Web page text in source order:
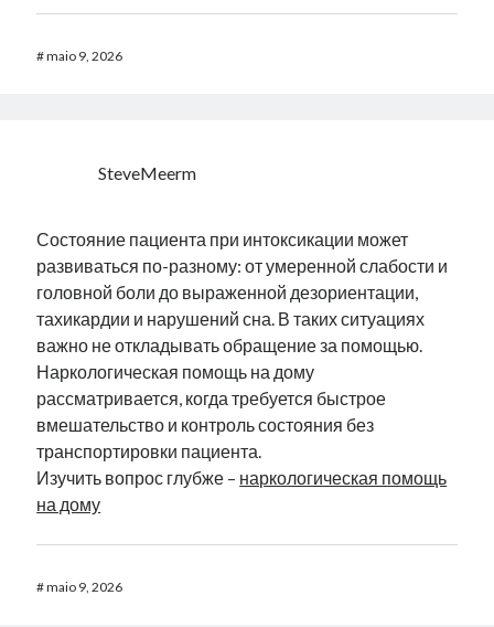
#maio 9, 2026
SteveMeerm
Состояние пациента при интоксикации может
развиваться по-разному: от умеренной слабости и
головной боли до выраженной дезориентации,
тахикардии и нарушений сна. В таких ситуациях
важно не откладывать обращение за помощью.
Наркологическая помощь на дому
рассматривается, когда требуется быстрое
вмешательство и контроль состояния без
транспортировки пациента.
Изучить вопрос глубже – наркологическая помощь
на дому
#maio 9, 2026